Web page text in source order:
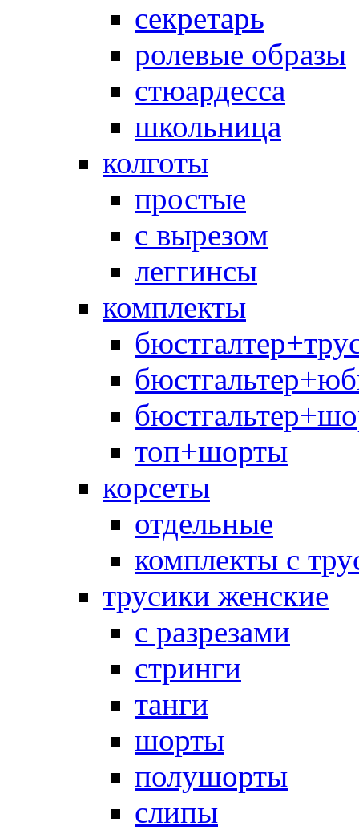
секретарь
ролевые образы
стюардесса
школьница
колготы
простые
с вырезом
леггинсы
комплекты
топ+шорты
корсеты
отдельные
комплекты с
трусики женские
с разрезами
стринги
танги
шорты
полушорты
слипы